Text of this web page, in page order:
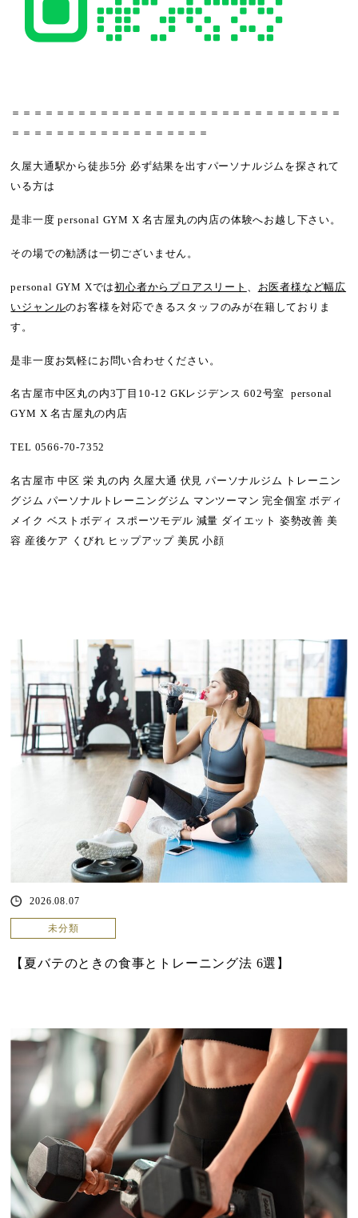
＝＝＝＝＝＝＝＝＝＝＝＝＝＝＝＝＝＝＝＝＝＝＝＝＝＝＝＝＝＝
＝＝＝＝＝＝＝＝＝＝＝＝＝＝＝＝＝＝
久屋大通駅から徒歩5分 必ず結果を出すパーソナルジムを探されて
いる方は
是非一度 personal GYM X 名古屋丸の内店の体験へお越し下さい。
その場での勧誘は一切ございません。
personal GYM Xでは初心者からプロアスリート
お医者様など幅広
いジャンルのお客様を対応できるスタッフのみが在籍しておりま
す。
是非一度お気軽にお問い合わせください。
名古屋市中区丸の内3丁目10-12 GKレジデンス 602号室 personal
GYM X 名古屋丸の内店
TEL 0566-70-7352
名古屋市 中区 栄 丸の内 久屋大通 伏見 パーソナルジム トレーニン
グジム パーソナルトレーニングジム マンツーマン 完全個室 ボディ
メイク ベストボディ スポーツモデル 減量 ダイエット 姿勢改善 美
容 産後ケア くびれ ヒップアップ 美尻 小顔
2026.08.07
未分類
【夏バテのときの食事とトレーニング法 6選】